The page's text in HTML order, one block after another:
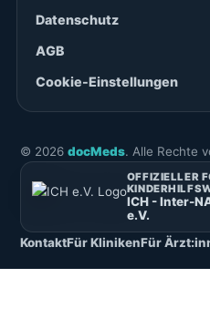
Datenschutz
AGB
Cookie-Einstellungen
© 2026 docMeds. Alle Rechte
OFFIZIELLER
ICH - Inter-
e.V.
KontaktFür KlinikenFür